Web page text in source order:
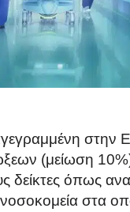
στην
(μείωση
δείκτες όπως
στα